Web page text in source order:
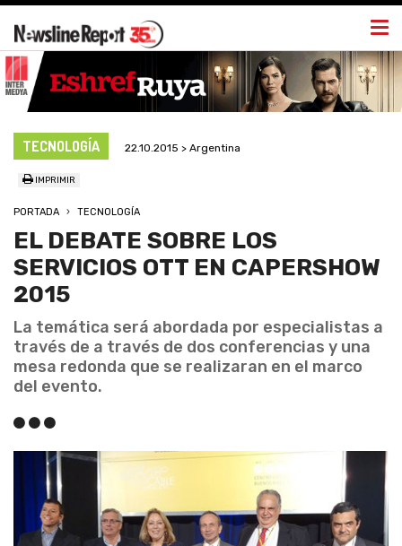
TECNOLOGÍA 22.10.2015 > Argentina
IMPRIMIR
PORTADA TECNOLOGÍA
EL DEBATE SOBRE LOS
SERVICIOS OTT EN CAPERSHOW
2015
La temática será abordada por especialistas a
través de a través de dos conferencias y una
mesa redonda que se realizaran en el marco
del evento.